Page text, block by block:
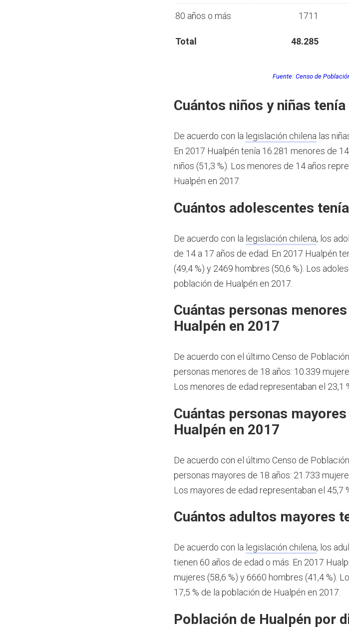
80 años o más 1711
Total 48.285
Fuente: Censo de
Cuántos niños y niñas
De acuerdo con la legislación chilena las
En 2017 Hualpén tenía 16.281 menores de
niños (51,3 %). Los menores de 14 años
Hualpén en 2017.
Cuántos adolescentes
De acuerdo con la legislación chilena, los
de 14 a 17 años de edad. En 2017 Hualpén
(49,4 %) y 2469 hombres (50,6 %). Los
población de Hualpén en 2017.
Cuántas personas
Hualpén en 2017
De acuerdo con el último Censo de
personas menores de 18 años: 10.339
Los menores de edad representaban el 23,1
Cuántas personas
Hualpén en 2017
De acuerdo con el último Censo de
personas mayores de 18 años: 21.733
Los mayores de edad representaban el 45,7
Cuántos adultos mayores
De acuerdo con la legislación chilena, los
tienen 60 años de edad o más. En 2017
mujeres (58,6 %) y 6660 hombres (41,4 %).
17,5 % de la población de Hualpén en 2017.
Población de Hualpén por